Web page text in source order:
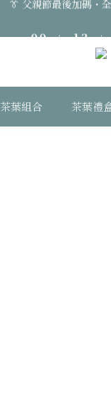
0 2
👔 父親節最後加碼・
茶葉組合 茶葉禮